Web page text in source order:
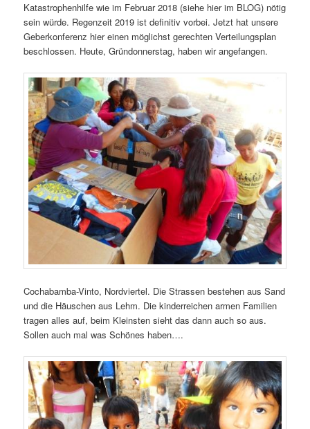
Katastrophenhilfe wie im Februar 2018 (siehe hier im BLOG) nötig
sein würde. Regenzeit 2019 ist definitiv vorbei. Jetzt hat unsere
Geberkonferenz hier einen möglichst gerechten Verteilungsplan
beschlossen. Heute, Gründonnerstag, haben wir angefangen.
Cochabamba-Vinto, Nordviertel. Die Strassen bestehen aus Sand
und die Häuschen aus Lehm. Die kinderreichen armen Familien
tragen alles auf, beim Kleinsten sieht das dann auch so aus.
Sollen auch mal was Schönes haben….